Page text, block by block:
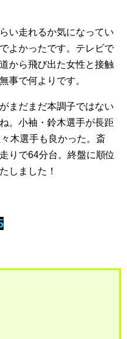
い走れるか気になってい
よかったです。テレビで
から飛び出た女性と接触
事で何よりです。
まだまだ本調子ではない
。小袖・鈴木選手が長距
木選手も良かった。斎
りで64分台。終盤に順位
しました！